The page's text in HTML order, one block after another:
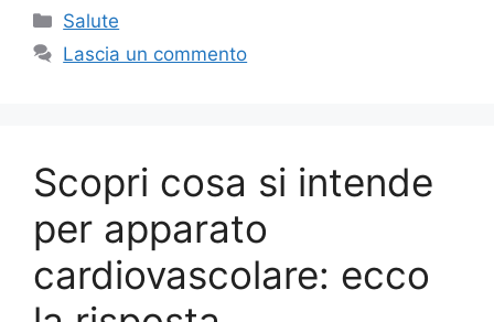
Categorie
Salute
Lascia un commento
Scopri cosa si intende
per apparato
cardiovascolare: ecco